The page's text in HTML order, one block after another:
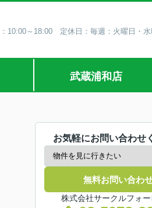
10:00～18:00 定休日：毎週：火曜日・水
武蔵浦和店
お気軽にお問い合わせ
無料お問い合わ
株式会社サークルフォー